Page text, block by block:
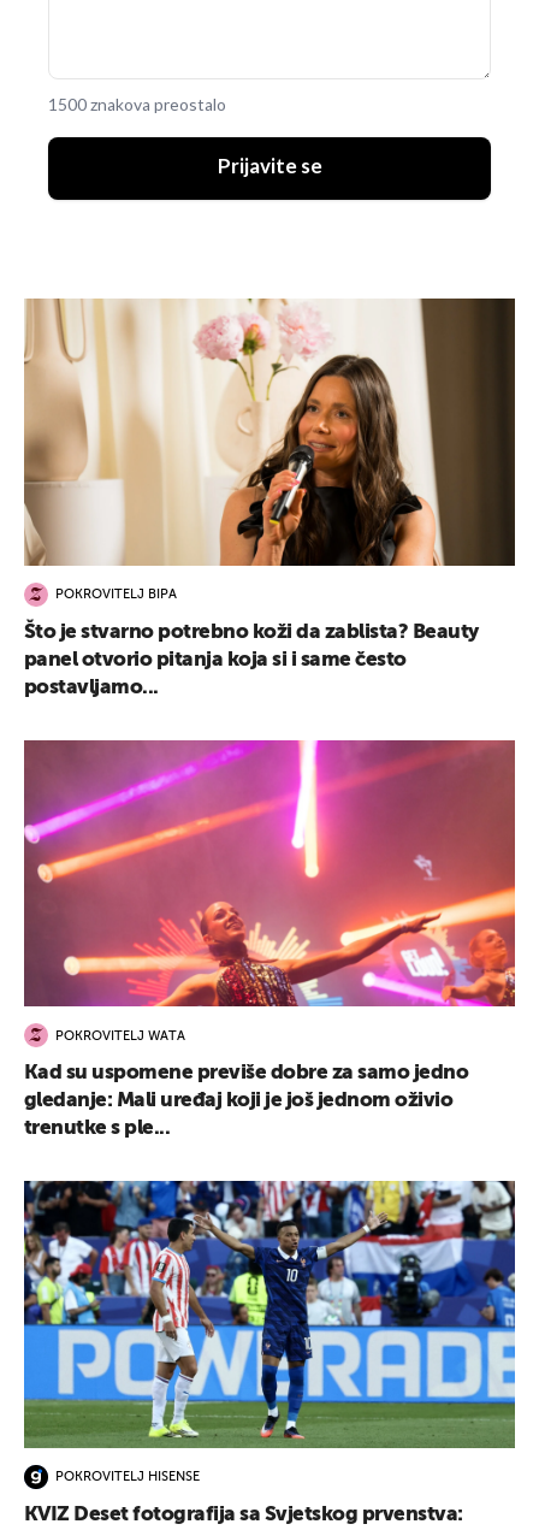
1500 znakova preostalo
Prijavite se
POKROVITELJ BIPA
Što je stvarno potrebno koži da zablista? Beauty
panel otvorio pitanja koja si i same često
postavljamo...
POKROVITELJ WATA
Kad su uspomene previše dobre za samo jedno
gledanje: Mali uređaj koji je još jednom oživio
trenutke s ple...
POKROVITELJ HISENSE
KVIZ Deset fotografija sa Svjetskog prvenstva: